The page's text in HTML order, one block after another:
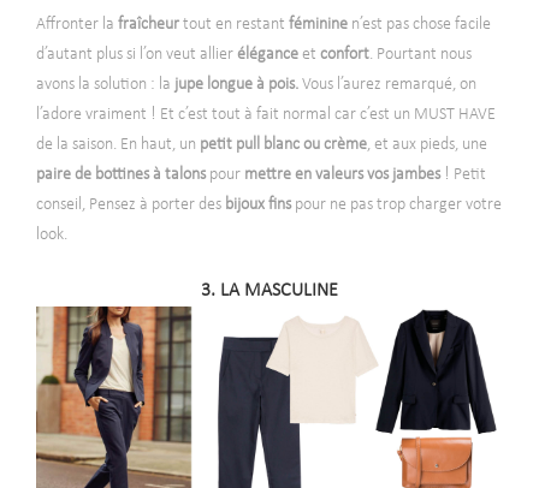
Affronter la fraîcheur tout en restant féminine n’est pas chose facile
d’autant plus si l’on veut allier élégance et confort. Pourtant nous
avons la solution : la jupe longue à pois. Vous l’aurez remarqué, on
l’adore vraiment ! Et c’est tout à fait normal car c’est un MUST HAVE
de la saison. En haut, un petit pull blanc ou crème, et aux pieds, une
paire de bottines à talonspour mettre en valeurs vos jambes! Petit
conseil, Pensez à porter des bijoux finspour ne pas trop charger votre
look.
3. LA MASCULINE